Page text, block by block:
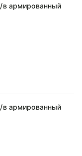
в армированный
в армированный